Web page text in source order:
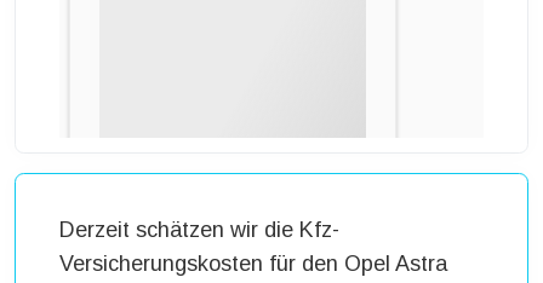
Derzeit schätzen wir die Kfz-
Versicherungskosten für den Opel Astra